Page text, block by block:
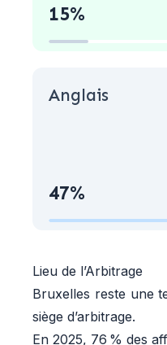
15%
Anglais
47%
Lieu de l’Arbitrage
Bruxelles reste une
siège d’arbitrage.
En 2025, 76 % des